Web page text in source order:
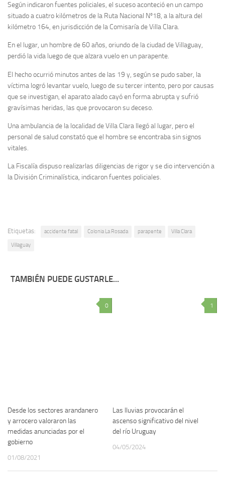
Según indicaron fuentes policiales, el suceso aconteció en un campo
situado a cuatro kilómetros de la Ruta Nacional Nº18, a la altura del
kilómetro 164, en jurisdicción de la Comisaría de Villa Clara.
En el lugar, un hombre de 60 años, oriundo de la ciudad de Villaguay,
perdió la vida luego de que alzara vuelo en un parapente.
El hecho ocurrió minutos antes de las 19 y, según se pudo saber, la
víctima logró levantar vuelo, luego de su tercer intento, pero por causas
que se investigan, el aparato alado cayó en forma abrupta y sufrió
gravísimas heridas, las que provocaron su deceso.
Una ambulancia de la localidad de Villa Clara llegó al lugar, pero el
personal de salud constató que el hombre se encontraba sin signos
vitales.
La Fiscalía dispuso realizarlas diligencias de rigor y se dio intervención a
la División Criminalística, indicaron fuentes policiales.
Etiquetas: accidente fatal Colonia La Rosada parapente Villa Clara
Villaguay
TAMBIÉN PUEDE GUSTARLE...
0
Desde los sectores arandanero
y arrocero valoraron las
medidas anunciadas por el
gobierno
01/08/2021
1
Las lluvias provocarán el
ascenso significativo del nivel
del río Uruguay
04/05/2024